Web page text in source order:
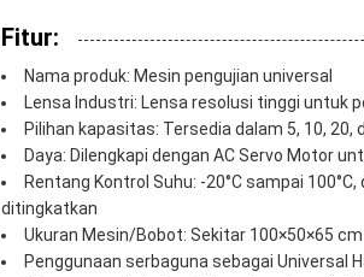
Fitur:
Nama produk: Mesin pengujian universal
Lensa Industri: Lensa resolusi tinggi untuk
Pilihan kapasitas: Tersedia dalam 5, 10,
Daya: Dilengkapi dengan AC Servo Motor
Rentang Kontrol Suhu: -20°C sampai
ditingkatkan
Ukuran Mesin/Bobot: Sekitar 100×50×65
Penggunaan serbaguna sebagai Universal